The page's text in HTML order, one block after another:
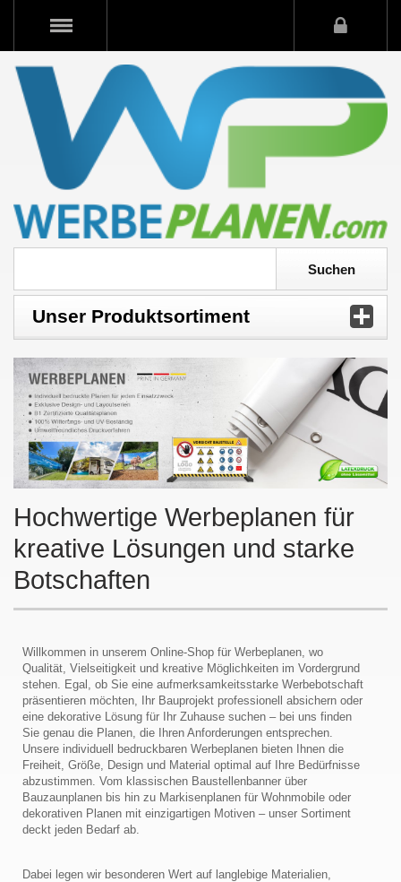
Unser Produktsortiment
Hochwertige Werbeplanen für
kreative Lösungen und starke
Botschaften
Willkommen in unserem Online-Shop für Werbeplanen, wo
Qualität, Vielseitigkeit und kreative Möglichkeiten im Vordergrund
stehen. Egal, ob Sie eine aufmerksamkeitsstarke Werbebotschaft
präsentieren möchten, Ihr Bauprojekt professionell absichern oder
eine dekorative Lösung für Ihr Zuhause suchen – bei uns finden
Sie genau die Planen, die Ihren Anforderungen entsprechen.
Unsere individuell bedruckbaren Werbeplanen bieten Ihnen die
Freiheit, Größe, Design und Material optimal auf Ihre Bedürfnisse
abzustimmen. Vom klassischen Baustellenbanner über
Bauzaunplanen bis hin zu Markisenplanen für Wohnmobile oder
dekorativen Planen mit einzigartigen Motiven – unser Sortiment
deckt jeden Bedarf ab.
Dabei legen wir besonderen Wert auf langlebige Materialien,